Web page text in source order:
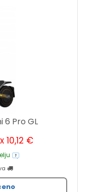
6 Pro GL
10,12 €